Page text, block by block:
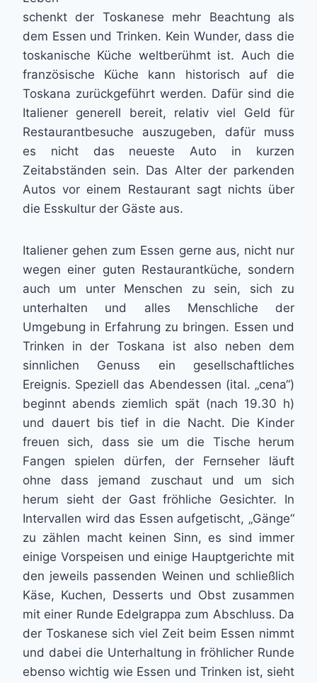
schenkt der Toskanese mehr Beachtung als
dem Essen und Trinken. Kein Wunder, dass die
toskanische Küche weltberühmt ist. Auch die
französische Küche kann historisch auf die
Toskana zurückgeführt werden. Dafür sind die
Italiener generell bereit, relativ viel Geld für
Restaurantbesuche auszugeben, dafür muss
es nicht das neueste Auto in kurzen
Zeitabständen sein. Das Alter der parkenden
Autos vor einem Restaurant sagt nichts über
die Esskultur der Gäste aus.
Italiener gehen zum Essen gerne aus, nicht nur
wegen einer guten Restaurantküche, sondern
auch um unter Menschen zu sein, sich zu
unterhalten und alles Menschliche der
Umgebung in Erfahrung zu bringen. Essen und
Trinken in der Toskana ist also neben dem
sinnlichen Genuss ein gesellschaftliches
Ereignis. Speziell das Abendessen (ital. „cena“)
beginnt abends ziemlich spät (nach 19.30 h)
und dauert bis tief in die Nacht. Die Kinder
freuen sich, dass sie um die Tische herum
Fangen spielen dürfen, der Fernseher läuft
ohne dass jemand zuschaut und um sich
herum sieht der Gast fröhliche Gesichter. In
Intervallen wird das Essen aufgetischt, „Gänge“
zu zählen macht keinen Sinn, es sind immer
einige Vorspeisen und einige Hauptgerichte mit
den jeweils passenden Weinen und schließlich
Käse, Kuchen, Desserts und Obst zusammen
mit einer Runde Edelgrappa zum Abschluss. Da
der Toskanese sich viel Zeit beim Essen nimmt
und dabei die Unterhaltung in fröhlicher Runde
ebenso wichtig wie Essen und Trinken ist, sieht